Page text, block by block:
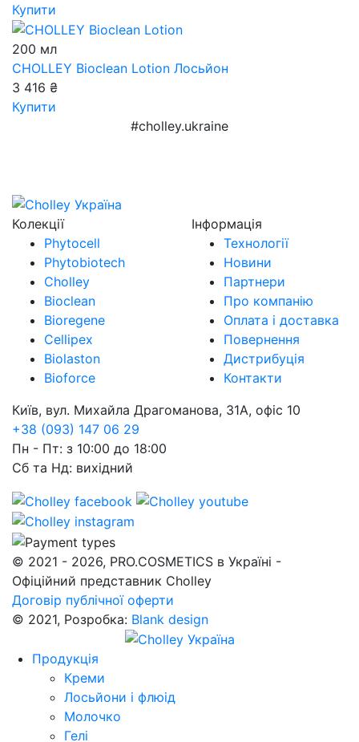
Купити
200 мл
CHOLLEY Bioclean Lotion Лосьйон
3 416 ₴
Купити
#cholley.ukraine
Колекції
Phytocell
Phytobiotech
Cholley
Bioclean
Bioregene
Cellipex
Biolaston
Bioforce
Інформація
Технології
Новини
Партнери
Про компанію
Оплата і доставка
Повернення
Дистрибуція
Контакти
Київ, вул. Михайла Драгоманова, 31А, офіс 10
+38 (093) 147 06 29
Пн - Пт: з 10:00 до 18:00
Сб та Нд: вихідний
© 2021 - 2026, PRO.COSMETICS в Україні -
Офіційний представник Cholley
Договір публічної оферти
© 2021, Розробка: Blank design
Продукція
Креми
Лосьйони і флюід
Молочко
Гелі